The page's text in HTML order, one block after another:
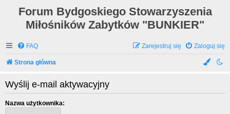
Forum Bydgoskiego Stowarzyszenia
Miłośników Zabytków "BUNKIER"
FAQ Zaloguj się
Zarejestruj się
Strona główna
Wyślij e-mail aktywacyjny
Nazwa użytkownika: